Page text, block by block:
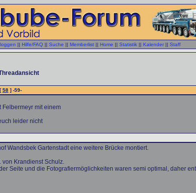
|| Hilfe/FAQ || Suche || Memberlist || Home || Statistik || Kalender || Staff
58 ] -59-
Felbermeyr mit einem
leider nicht
Wandsbek Gartenstadt eine weitere Brücke montiert.
von Krandienst Schulz.
Seite und die Fotografiermöglichkeiten waren semi optimal, daher